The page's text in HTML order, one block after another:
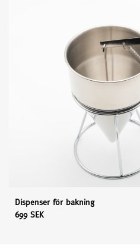
Dispenser för bakning
699 SEK